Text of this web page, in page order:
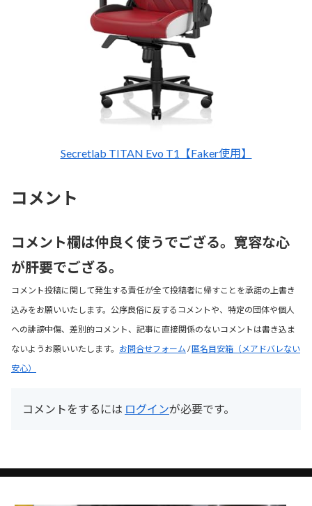
Secretlab TITAN Evo T1【Faker使用】
コメント
コメント欄は仲良く使うでござる。寛容な心
が肝要でござる。
コメント投稿に関して発生する責任が全て投稿者に帰すことを承諾の上書き
込みをお願いいたします。公序良俗に反するコメントや、特定の団体や個人
への誹謗中傷、差別的コメント、記事に直接関係のないコメントは書き込ま
ないようお願いいたします。 お問合せフォーム /匿名目安箱（メアドバレない
安心）
コメントをするには ログインが必要です。